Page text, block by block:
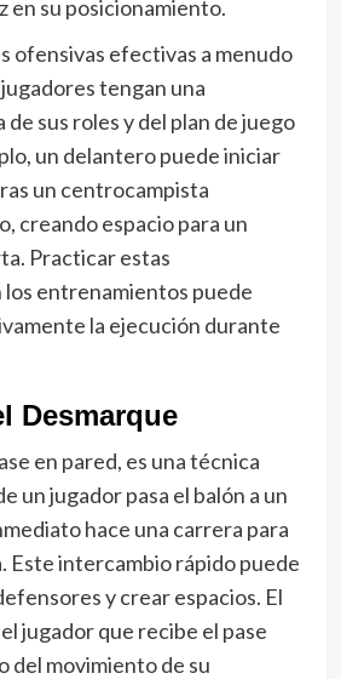
en su posicionamiento.
ofensivas efectivas a menudo
tengan una
sus roles y del plan de juego
un delantero puede iniciar
un centrocampista
creando espacio para un
Practicar estas
los entrenamientos puede
la ejecución durante
Desmarque
en pared, es una técnica
un jugador pasa el balón a un
hace una carrera para
Este intercambio rápido puede
y crear espacios. El
jugador que recibe el pase
del movimiento de su